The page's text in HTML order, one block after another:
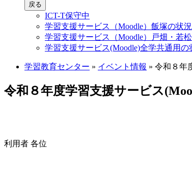
戻る
ICT-T保守中
学習支援サービス（Moodle）飯塚の状況
学習支援サービス（Moodle）戸畑・若
学習支援サービス(Moodle)全学共通用の
学習教育センター » イベント情報 » 令和８年
令和８年度学習支援サービス
利用者 各位